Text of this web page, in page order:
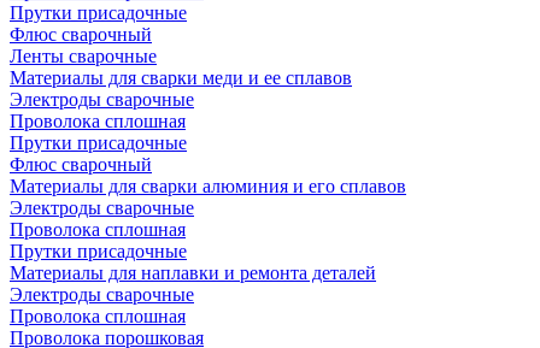
Прутки присадочные
Флюс сварочный
Ленты сварочные
Материалы для сварки меди и ее сплавов
Электроды сварочные
Проволока сплошная
Прутки присадочные
Флюс сварочный
Материалы для сварки алюминия и его сплавов
Электроды сварочные
Проволока сплошная
Прутки присадочные
Материалы для наплавки и ремонта деталей
Электроды сварочные
Проволока сплошная
Проволока порошковая